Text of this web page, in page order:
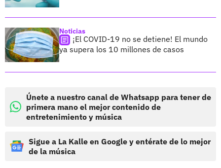
Noticias
¡El COVID-19 no se detiene! El mundo
ya supera los 10 millones de casos
Únete a nuestro canal de Whatsapp para tener de
primera mano el mejor contenido de
entretenimiento y música
Sigue a La Kalle en Google y entérate de lo mejor
de la música